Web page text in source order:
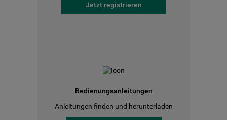
Jetzt registrieren
Bedienungsanleitungen
Anleitungen finden und herunterladen